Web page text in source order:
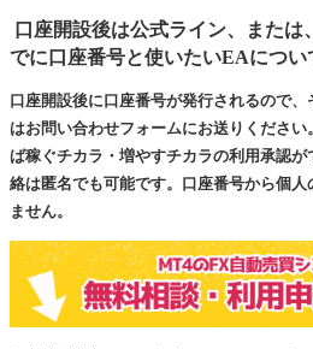
口座開設後は公式ライン、または
でに口座番号と使いたいEAについ
口座開設後に口座番号が発行されるので、
はお問い合わせフォームにお送りくださ
ば稼ぐチカラ・増やすチカラの利用承認
絡は匿名でも可能です。口座番号から個
ません。